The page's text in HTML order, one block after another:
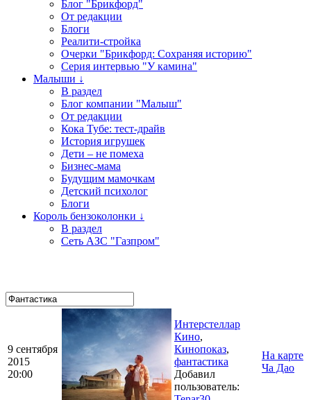
Блог "Брикфорд"
От редакции
Блоги
Реалити-стройка
Очерки "Брикфорд: Сохраняя историю"
Серия интервью "У камина"
Малыши ↓
В раздел
Блог компании "Малыш"
От редакции
Кока Тубе: тест-драйв
История игрушек
Дети – не помеха
Бизнес-мама
Будущим мамочкам
Детский психолог
Блоги
Король бензоколонки ↓
В раздел
Сеть АЗС "Газпром"
9 сентября
2015
20:00
Интерстеллар
Кино,
Кинопоказ,
фантастика
Добавил
пользователь:
На карте
Ча Дао